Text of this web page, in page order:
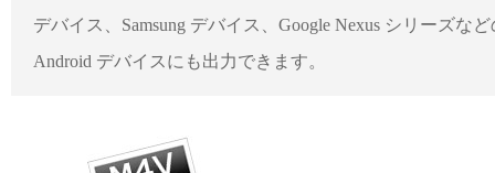
デバイス、Samsung デバイス、Google Nexus シリーズなど
Android デバイスにも出力できます。